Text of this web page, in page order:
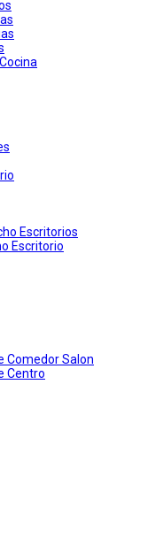
Escritorios
Escritorio
Comedor Salon
Centro